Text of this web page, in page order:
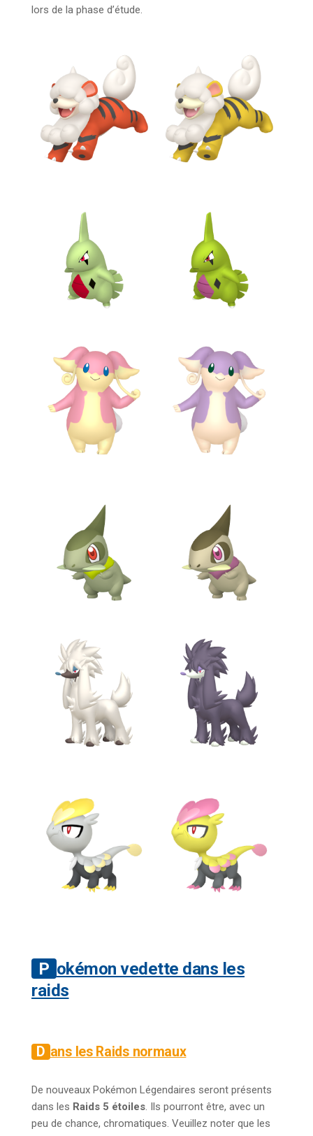
lors de la phase d’étude.
Pokémon vedette dans les
raids
Dans les Raids normaux
De nouveaux Pokémon Légendaires seront présents
dans les Raids 5 étoiles. Ils pourront être, avec un
peu de chance, chromatiques. Veuillez noter que les